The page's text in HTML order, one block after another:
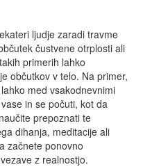
ljudje zaradi travme
čustvene otrplosti ali
primerih lahko
občutkov v telo. Na primer,
med vsakodnevnimi
in se počuti, kot da
prepoznati te
dihanja, meditacije ali
začnete ponovno
z realnostjo.